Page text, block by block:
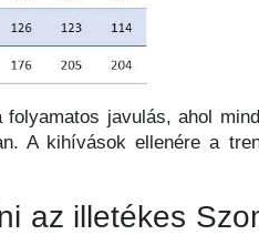
javulás, ahol
A kihívások ellenére a
az illetékes